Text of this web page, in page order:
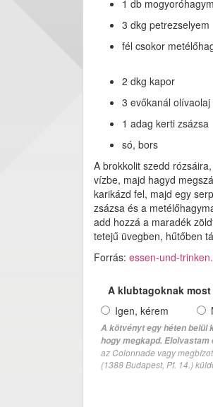
1 db
3 dkg petrezselyem
fél csokor
2 dkg kapor
3 evőkanál olívaolaj
1 adag kerti zsázsa
só, bors
A brokkolit szedd
vízbe, majd hagyd
karikázd fel, majd egy
zsázsa és a
add hozzá a maradék
tetejű üvegben, hűtőben
Forrás: essen-und-
A klubtagoknak most
Igen, kérem
A kötvényt egy héten belül
hogy megkapd.
az Colonnade vagy
(1388 Budapest, Pf. 14.)